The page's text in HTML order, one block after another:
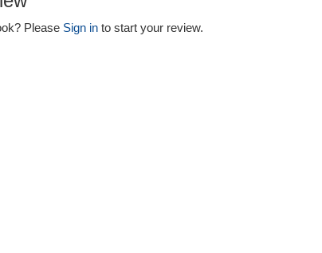
Please Sign in to start your review.